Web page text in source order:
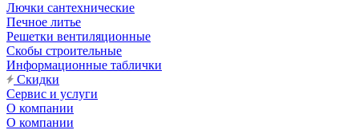
Лючки сантехнические
Печное литье
Решетки вентиляционные
Скобы строительные
Информационные таблички
Скидки
Сервис и услуги
О компании
О компании